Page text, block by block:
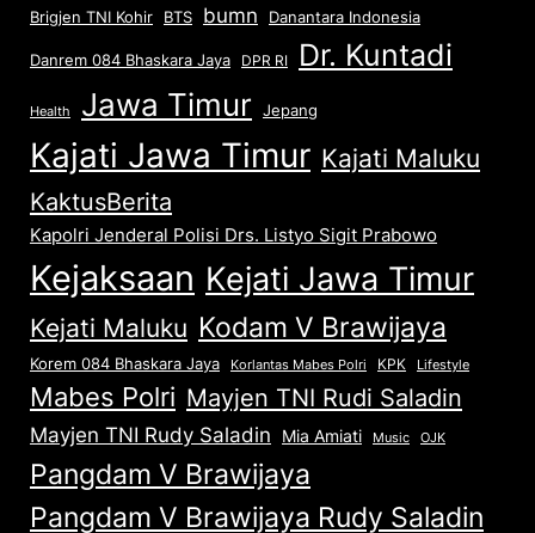
Brigjen TNI Kohir BTS bumn Danantara Indonesia
Danrem 084 Bhaskara Jaya DPR RI Dr. Kuntadi
Health Jawa Timur Jepang
Kajati Jawa Timur Kajati Maluku
KaktusBerita
Kapolri Jenderal Polisi Drs. Listyo Sigit Prabowo
Kejaksaan Kejati Jawa Timur
Kejati Maluku Kodam V Brawijaya
Korem 084 Bhaskara Jaya Korlantas Mabes Polri KPK Lifestyle
Mabes Polri Mayjen TNI Rudi Saladin
Mayjen TNI Rudy Saladin Mia Amiati Music OJK
Pangdam V Brawijaya
Pangdam V Brawijaya Rudy Saladin